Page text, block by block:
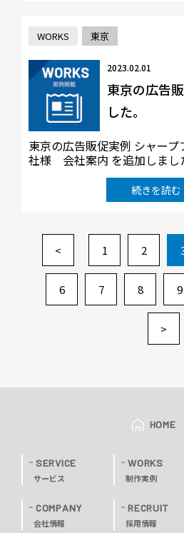
WORKS 東京
2023.02.01
東京の広告
した。
東京の広告販促実例 シャー
社様 会社案内 を追加しまし
続きを読む
< 1 2
6 7 8 9
>
HOME
SERVICE
サービス
WORKS
制作実例
COMPANY
会社情報
RECRUIT
採用情報